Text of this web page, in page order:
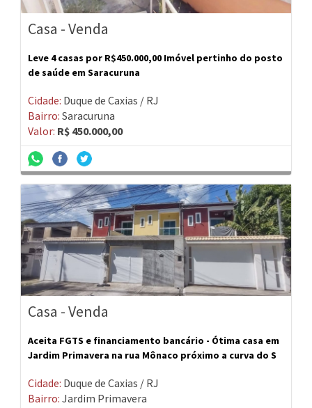
Casa - Venda
Leve 4 casas por R$450.000,00 Imóvel pertinho do posto
de saúde em Saracuruna
Cidade: Duque de Caxias / RJ
Bairro: Saracuruna
Valor: R$ 450.000,00
Casa - Venda
Aceita FGTS e financiamento bancário - Ótima casa em
Jardim Primavera na rua Mônaco próximo a curva do S
Cidade: Duque de Caxias / RJ
Bairro: Jardim Primavera